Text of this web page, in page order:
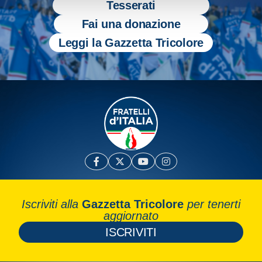
Tesserati
Fai una donazione
Leggi la Gazzetta Tricolore
Iscriviti alla Gazzetta Tricolore per tenerti
aggiornato
ISCRIVITI